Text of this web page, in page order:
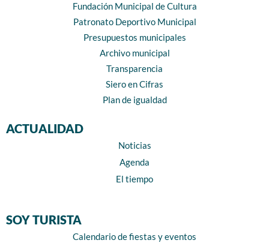
Fundación Municipal de Cultura
Patronato Deportivo Municipal
Presupuestos municipales
Archivo municipal
Transparencia
Siero en Cifras
Plan de igualdad
ACTUALIDAD
Noticias
Agenda
El tiempo
SOY TURISTA
Calendario de fiestas y eventos